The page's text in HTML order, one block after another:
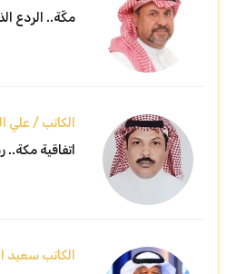
مكّة.. الردع
الكاتب / علي
اتفاقية مكة..
الكاتب سعيد